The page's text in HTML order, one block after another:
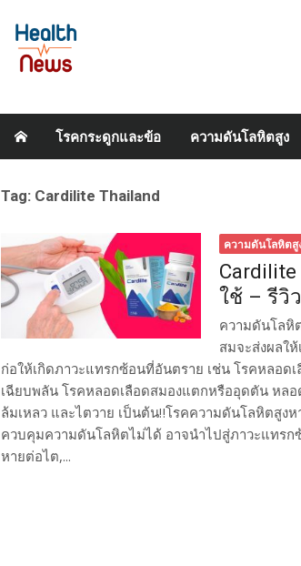
โรคกระดูกและข้อ ความดันโลหิตสูง
Tag: Cardilite Thailand
ความดันโลหิตสู
ใช้ – รีวิ
ความดันโลหิ
สมจะส่งผลใ
ก่อให้เกิดภาวะแทรกซ้อนที่อันตราย เช่น โรคหลอด
เฉียบพลัน โรคหลอดเลือดสมองแตกหรืออุดตัน หล
ล้มเหลว และไตวาย เป็นต้น‼️โรคความดันโลหิตสูง
ควบคุมความดันโลหิตไม่ได้ อาจนำไปสู่ภาวะแทรก
หายต่อไต,...